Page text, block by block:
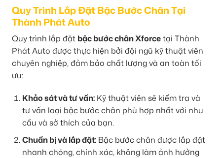
Quy Trình Lắp Đặt Bậc Bước Chân Tại
Thành Phát Auto
Quy trình lắp đặt bậc bước chân Xforcetại Thành
Phát Auto được thực hiện bởi đội ngũ kỹ thuật viên
chuyên nghiệp, đảm bảo chất lượng và an toàn tối
ưu:
Khảo sát và tư vấn:Kỹ thuật viên sẽ kiểm tra và
tư vấn loại bậc bước chân phù hợp nhất với nhu
cầu và sở thích của bạn.
Chuẩn bị và lắp đặt:Bậc bước chân được lắp đặt
nhanh chóng, chính xác, không làm ảnh hưởng